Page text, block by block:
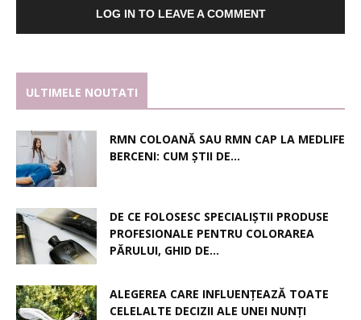
LOG IN TO LEAVE A COMMENT
ULTIMELE NOUTATI
RMN COLOANĂ SAU RMN CAP LA MEDLIFE
BERCENI: CUM ȘTII DE...
DE CE FOLOSESC SPECIALIȘTII PRODUSE
PROFESIONALE PENTRU COLORAREA
PĂRULUI, GHID DE...
ALEGEREA CARE INFLUENȚEAZĂ TOATE
CELELALTE DECIZII ALE UNEI NUNȚI